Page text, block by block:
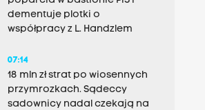
dementuje plotki o
współpracy z L. Handzlem
07:14
18 mln zł strat po wiosennych
przymrozkach. Sądeccy
sadownicy nadal czekają na